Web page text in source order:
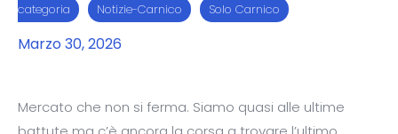
categoria
Notizie-Carnico Solo Carnico
Marzo 30, 2026
Mercato che non si ferma. Siamo quasi alle ultime